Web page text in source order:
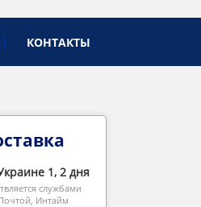
КОНТАКТЫ
1, 2 дня
службами
Интайм